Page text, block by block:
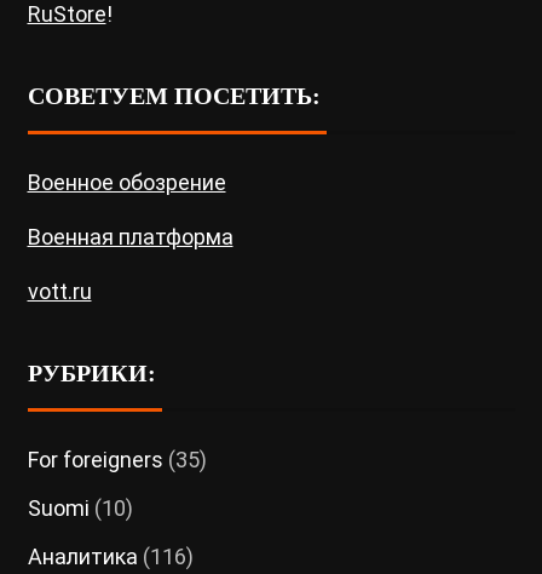
RuStore!
СОВЕТУЕМ ПОСЕТИТЬ:
Военное обозрение
Военная платформа
vott.ru
РУБРИКИ:
For foreigners (35)
Suomi (10)
Аналитика (116)